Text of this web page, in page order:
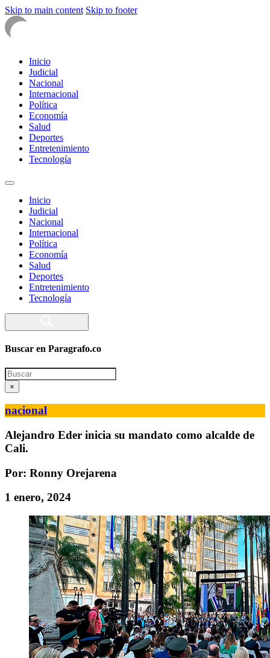
Skip to main content Skip to footer
Inicio
Judicial
Nacional
Internacional
Política
Economía
Salud
Deportes
Entretenimiento
Tecnología
Inicio
Judicial
Nacional
Internacional
Política
Economía
Salud
Deportes
Entretenimiento
Tecnología
Buscar en Paragrafo.co
Search
×
nacional
Alejandro Eder inicia su mandato como alcalde de
Cali.
Por: Ronny Orejarena
1 enero, 2024